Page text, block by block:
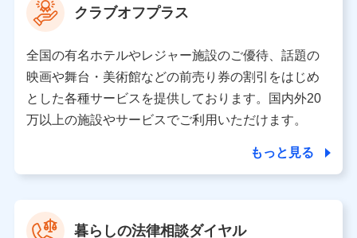
【当該個人データの管理について責任を有する者の名称・住
所・代表者名】
当該個人データを取り扱う各共同利用者（詳細は次のとお
り）
東京都千代田区永田町2丁目11番1号 山王パークタワー
株式会社NTTドコモ 代表取締役社長 前田 義晃
東京都中央区日本橋人形町2-14-10 アーバンネット日本橋
ビル 3F
クラブオフプラス
全国の有名ホテルやレジャー施設のご優待、話題の
映画や舞台・美術館などの前売り券の割引をはじめ
とした各種サービスを提供しております。国内外20
万以上の施設やサービスでご利用いただけます。
もっと見る
暮らしの法律相談ダイヤル